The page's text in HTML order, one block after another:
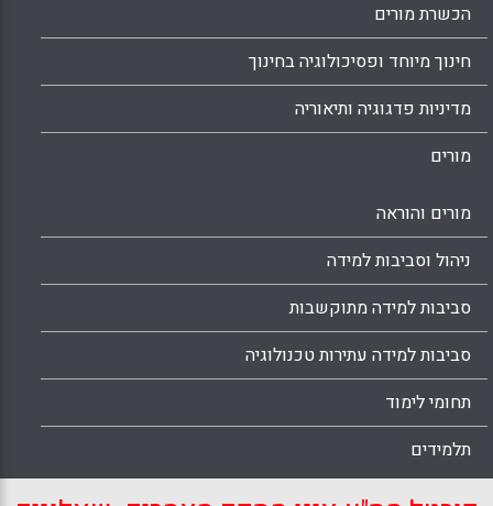
הכשרת מורים
חינוך מיוחד ופסיכולוגיה בחינוך
מדיניות פדגוגיה ותיאוריה
מורים
מורים והוראה
ניהול וסביבות למידה
סביבות למידה מתוקשבות
סביבות למידה עתירות טכנולוגיה
תחומי לימוד
תלמידים